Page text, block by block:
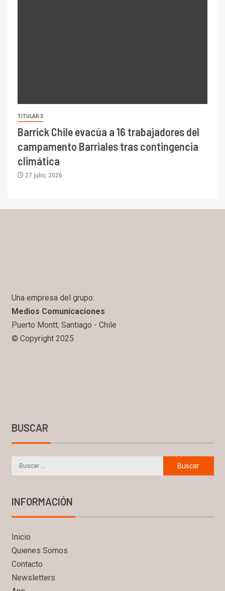
TITULAR 3
Barrick Chile evacúa a 16 trabajadores del
campamento Barriales tras contingencia
climática
27 julio, 2026
Una empresa del grupo:
Medios Comunicaciones
Puerto Montt, Santiago - Chile
© Copyright 2025
BUSCAR
INFORMACIÓN
Inicio
Quienes Somos
Contacto
Newsletters